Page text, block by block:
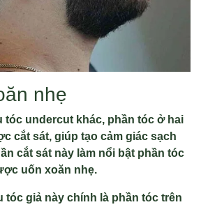
nhẹ
tóc undercut khác, phần tóc ở hai
cắt sát, giúp tạo cảm giác sạch
cắt sát này làm nổi bật phần tóc
uốn xoăn nhẹ.
tóc giả này chính là phần tóc trên